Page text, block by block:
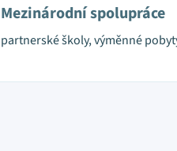
Mezinárodní spolupráce
partnerské školy, výměnné